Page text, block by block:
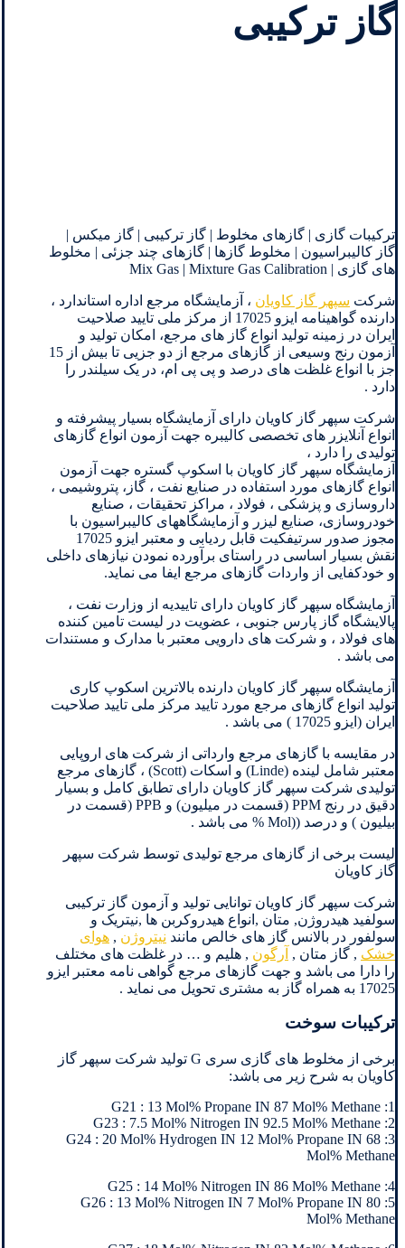
گاز ترکیبی
ترکیبات گازی | گازهای مخلوط | گاز ترکیبی | گاز میکس |
گاز کالیبراسیون | مخلوط گازها | گازهای چند جزئی | مخلوط
های گازی | Mix Gas | Mixture Gas Calibration
شرکت سپهر گاز کاویان ، آزمایشگاه مرجع اداره استاندارد ،
دارنده گواهینامه ایزو 17025 از مرکز ملی تایید صلاحیت
ایران در زمینه تولید انواع گاز های مرجع، امکان تولید و
آزمون رنج وسیعی از گازهای مرجع از دو جزیی تا بیش از 15
جز با انواع غلظت های درصد و پی پی ام، در یک سیلندر را
دارد .
شرکت سپهر گاز کاویان دارای آزمایشگاه بسیار پیشرفته و
انواع آنلایزر های تخصصی کالیبره جهت آزمون انواع گازهای
تولیدی را دارد ،
آزمایشگاه سپهر گاز کاویان با اسکوپ گستره جهت آزمون
انواع گازهای مورد استفاده در صنایع نفت ، گاز، پتروشیمی ،
داروسازی و پزشکی ، فولاد ، مراکز تحقیقات ، صنایع
خودروسازی، صنایع لیزر و آزمایشگاههای کالیبراسیون با
مجوز صدور سرتیفکیت قابل ردیابی و معتبر ایزو 17025
نقش بسیار اساسی در راستای برآورده نمودن نیازهای داخلی
و خودکفایی از واردات گازهای مرجع ایفا می نماید.
آزمایشگاه سپهر گاز کاویان دارای تاییدیه از وزارت نفت ،
پالایشگاه گاز پارس جنوبی ، عضویت در لیست تامین کننده
های فولاد ، و شرکت های دارویی معتبر با مدارک و مستندات
می باشد .
آزمایشگاه سپهر گاز کاویان دارنده بالاترین اسکوپ کاری
تولید انواع گازهای مرجع مورد تایید مرکز ملی تایید صلاحیت
ایران (ایزو 17025 ) می باشد .
در مقایسه با گازهای مرجع وارداتی از شرکت های اروپایی
معتبر شامل لینده (Linde) و اسکات (Scott) ، گازهای مرجع
تولیدی شرکت سپهر گاز کاویان دارای تطابق کامل و بسیار
دقیق در رنج PPM (قسمت در میلیون) و PPB (قسمت در
بیلیون ) و درصد ((Mol % می باشد .
لیست برخی از گازهای مرجع تولیدی توسط شرکت سپهر
گاز کاویان
شرکت سپهر گاز کاویان توانایی تولید و آزمون گاز ترکیبی
سولفید هیدروژن, متان ,انواع هیدروکربن ها ,نیتریک و
سولفور در بالانس گاز های خالص مانند نیتروژن , هوای
خشک , گاز متان , آرگون , هلیم و … در غلظت های مختلف
را دارا می باشد و جهت گازهای مرجع گواهی نامه معتبر ایزو
17025 به همراه گاز به مشتری تحویل می نماید .
ترکیبات سوخت
برخی از مخلوط های گازی سری G تولید شرکت سپهر گاز
کاویان به شرح زیر می باشد:
1: G21 : 13 Mol% Propane IN 87 Mol% Methane
2: G23 : 7.5 Mol% Nitrogen IN 92.5 Mol% Methane
3: G24 : 20 Mol% Hydrogen IN 12 Mol% Propane IN 68
Mol% Methane
4: G25 : 14 Mol% Nitrogen IN 86 Mol% Methane
5: G26 : 13 Mol% Nitrogen IN 7 Mol% Propane IN 80
Mol% Methane